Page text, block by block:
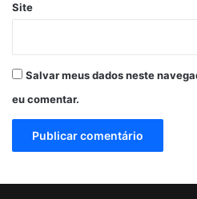
Site
Salvar meus dados neste
eu comentar.